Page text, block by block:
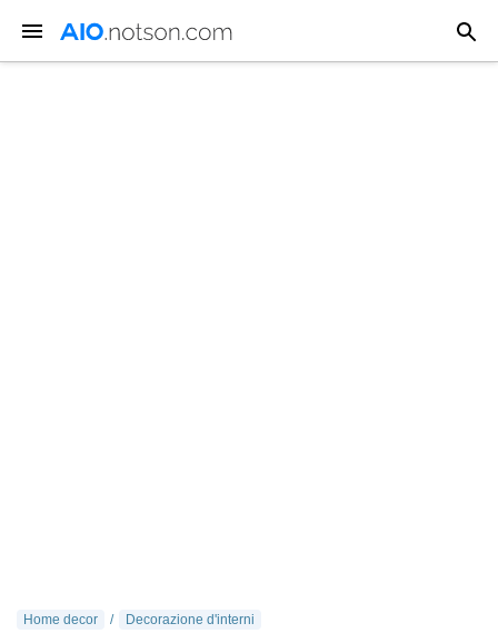
Home decor Decorazione d'interni